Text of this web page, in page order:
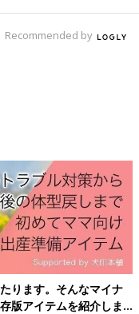
Recommended by
ります。そんなマイナ
版アイテムを紹介しま